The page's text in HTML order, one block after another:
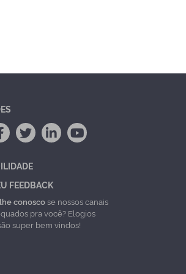
FEEDBACK
conoscose nossos canais
pra você? Elogios
super bem vindos!